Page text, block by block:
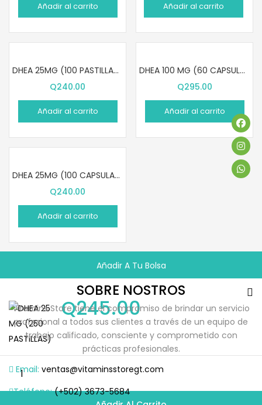
Q245.00
Añadir A Tu Bolsa
Añadir al carrito Añadir al carrito
DHEA 25MG (100 PASTILLAS MASTICABLES)
Q240.00
Añadir al carrito
DHEA 100 MG (60 CAPSULAS)
Q295.00
Añadir al carrito
DHEA 25MG (100 CAPSULAS)
Q240.00
Añadir al carrito
SOBRE NOSTROS
Vitamins Store tiene el compromiso de brindar un servicio
profesional a todos sus clientes a través de un equipo de
trabajo calificado, consciente y comprometido con
prácticas profesionales.
Email: ventas@vitaminsstoregt.com
Teléfono: (+502) 3673-5684